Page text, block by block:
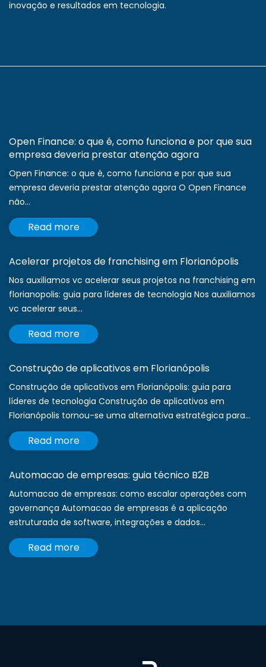
inovação e resultados em tecnologia.
Open Finance: o que é, como funciona e por que sua
empresa deveria prestar atenção agora
Open Finance: o que é, como funciona e por que sua
empresa deveria prestar atenção agora O Open Finance
não...
Read more
Acelerar projetos de franchising em Florianópolis
Nos auxiliamos vc acelerar seus projetos na franchising em
florianopolis: guia para líderes de tecnologia Nos auxiliamos
vc acelerar seus...
Read more
Construção de aplicativos em Florianópolis
Construção de aplicativos em Florianópolis: guia para
líderes de tecnologia Construção de aplicativos em
Florianópolis tornou-se uma alternativa estratégica para...
Read more
Automacao de empresas: guia técnico B2B
Automacao de empresas: como escalar operações com
governança Automacao de empresas é a aplicação
estruturada de software, integrações e dados...
Read more